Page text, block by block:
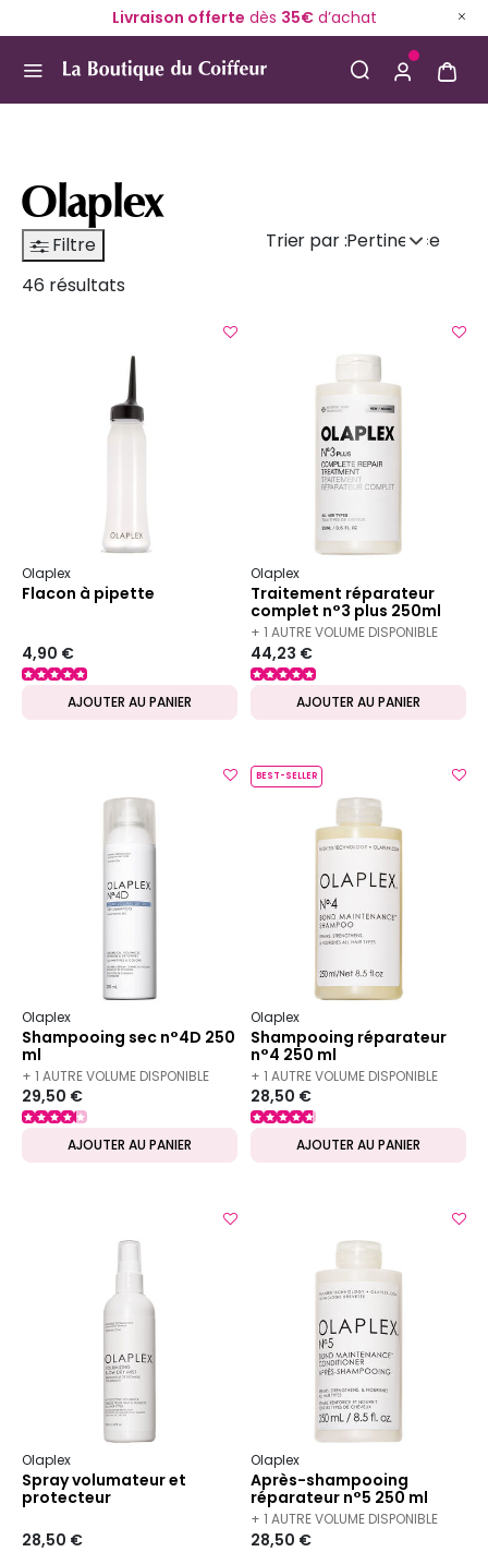
Livraison offerte dès 35€d’achat
Olaplex
Trier par :Pertinence
Filtre
46 résultats
Olaplex
Flacon à pipette
4,90 €
AJOUTER AU PANIER
Olaplex
Traitement réparateur
complet n°3 plus 250ml
+ 1 AUTRE VOLUME DISPONIBLE
44,23 €
AJOUTER AU PANIER
Olaplex
Shampooing sec n°4D 250
ml
+ 1 AUTRE VOLUME DISPONIBLE
29,50 €
AJOUTER AU PANIER
BEST-SELLER
Olaplex
Shampooing réparateur
n°4 250 ml
+ 1 AUTRE VOLUME DISPONIBLE
28,50 €
AJOUTER AU PANIER
Olaplex
Spray volumateur et
protecteur
28,50 €
Olaplex
Après-shampooing
réparateur n°5 250 ml
+ 1 AUTRE VOLUME DISPONIBLE
28,50 €